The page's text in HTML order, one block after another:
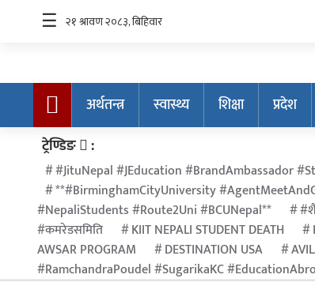
अर्थतन्त्र
स्वास्थ्य
शिक्षा
प्रदेश
खेलकुद
☰
अर्थतन्त्र स्वास्थ्य शिक्षा प्रदेश
ट्रेण्डिङ
:
#JituNepal #JEducation #BrandAmbassador
**#BirminghamCityUniversity
#NepaliStudents #Route2Uni #BCUNepal**
#कमरेडसमिति
KIIT NEPALI STUDENT DEATH
AWSAR PROGRAM
DESTINATION USA
#RamchandraPoudel #SugarikaKC